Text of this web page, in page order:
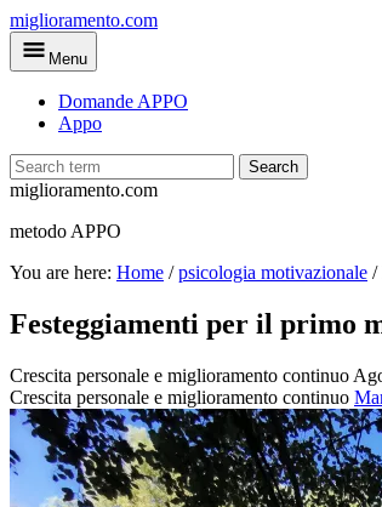
Skip
to
main
miglioramento.com
Menu
Domande APPO
Appo
Search
miglioramento.com
metodo APPO
You are here: Home /psicologia motivazionale /
Festeggiamenti per il primo
Crescita personale e miglioramento continuo
Crescita personale e miglioramento continuo